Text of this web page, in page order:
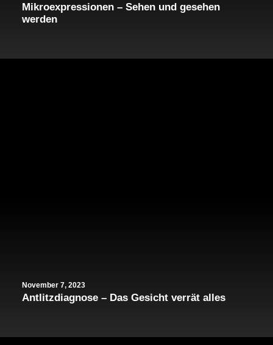
Mikroexpressionen – Sehen und gesehen
werden
November 7, 2023
Antlitzdiagnose – Das Gesicht verrät alles